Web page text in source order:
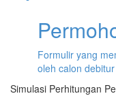
Formulir yang
oleh calon
Simulasi Perhitungan